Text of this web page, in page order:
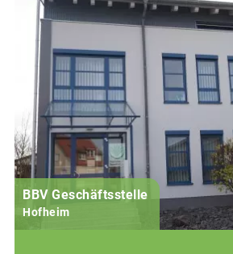
BBV Geschäftsstelle
Hofheim